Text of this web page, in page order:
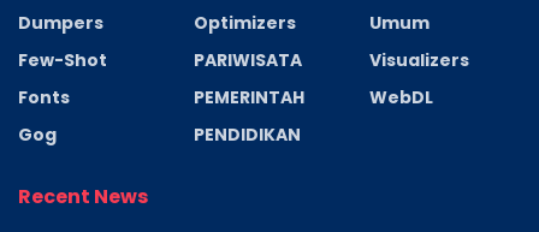
Dumpers
Few-Shot
Fonts
Gog
Optimizers
PARIWISATA
PEMERINTAH
PENDIDIKAN
Umum
Visualizers
WebDL
Recent News